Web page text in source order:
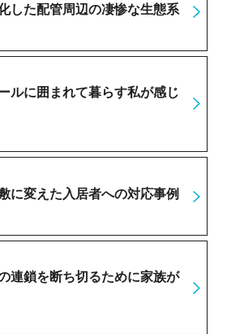
した配管周辺の凄惨な生態系
ルに囲まれて暮らす私が感じ
に変えた入居者への対応事例
連鎖を断ち切るために家族が